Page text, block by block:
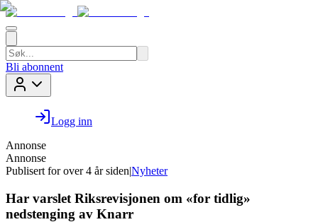
Bli abonnent
Logg inn
Annonse
Annonse
Publisert for over 4 år siden|Nyheter
Har varslet Riksrevisjonen om «for tidlig»
nedstenging av Knarr